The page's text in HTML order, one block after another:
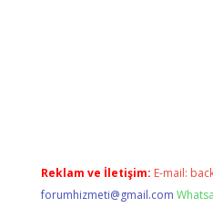
Reklam ve İletişim: E-mail:
forumhizmeti@gmail.com